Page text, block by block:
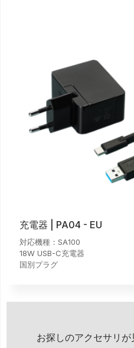
お探しのアクセサリ
充電器 | PA04 - EU
対応機種：SA100
18W USB-C充電器
国別プラグ